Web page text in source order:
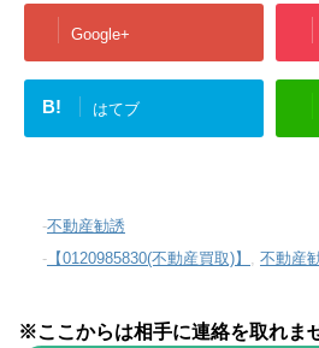
Google+
B! はてブ
-不動産勧誘
- 【0120985830(不動産買取)】 , 不動産
※ここからは相手に連絡を取れま